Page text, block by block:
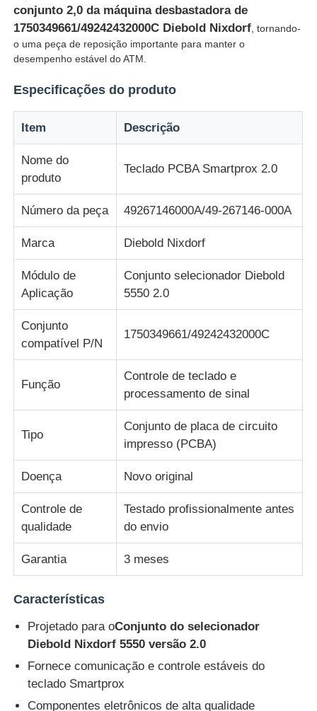
Produtos
Fábrica
Controle de Qualidade
notícias
Todos os casos
Pedir um orçamento
Diebold Partes de caixas automáticas
Peças ATM NCR
Peças ATM Wincor
Partes de caixas eletrónicos Hyosung
Peças de GRG ATM
conjunto 2,0 da máquina desbastadora de
1750349661/49242432000C Diebold Nixdorf , tornando-
o uma peça de reposição importante para manter o
desempenho estável do ATM.
Especificações do produto
Item Descrição
Nome do
produto
Teclado PCBA Smartprox 2.0
Número da peça 49267146000A/49-267146-000A
Marca Diebold Nixdorf
Módulo de
Aplicação
Conjunto selecionador Diebold
5550 2.0
Conjunto
compatível P/N
1750349661/49242432000C
Função
Controle de teclado e
processamento de sinal
Tipo
Conjunto de placa de circuito
impresso (PCBA)
Doença Novo original
Controle de
qualidade
Testado profissionalmente antes
do envio
Garantia 3 meses
Características
Projetado para oConjunto do selecionador
Diebold Nixdorf 5550 versão 2.0
Fornece comunicação e controle estáveis ​​do
teclado Smartprox
Componentes eletrônicos de alta qualidade